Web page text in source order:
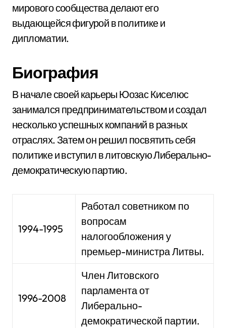
мирового сообщества делают его
выдающейся фигурой в политике и
дипломатии.
Биография
В начале своей карьеры Юозас Киселюс
занимался предпринимательством и создал
несколько успешных компаний в разных
отраслях. Затем он решил посвятить себя
политике и вступил в литовскую Либерально-
демократическую партию.
1994-1995
Работал советником по
вопросам
налогообложения у
премьер-министра Литвы.
1996-2008
Член Литовского
парламента от
Либерально-
демократической партии.